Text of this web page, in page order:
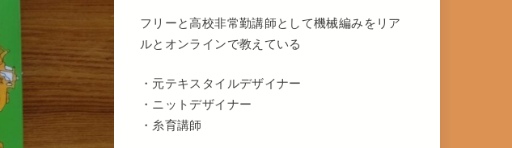
フリーと高校非常勤講師として機械編みをリア
ルとオンラインで教えている
・元テキスタイルデザイナー
・ニットデザイナー
・糸育講師